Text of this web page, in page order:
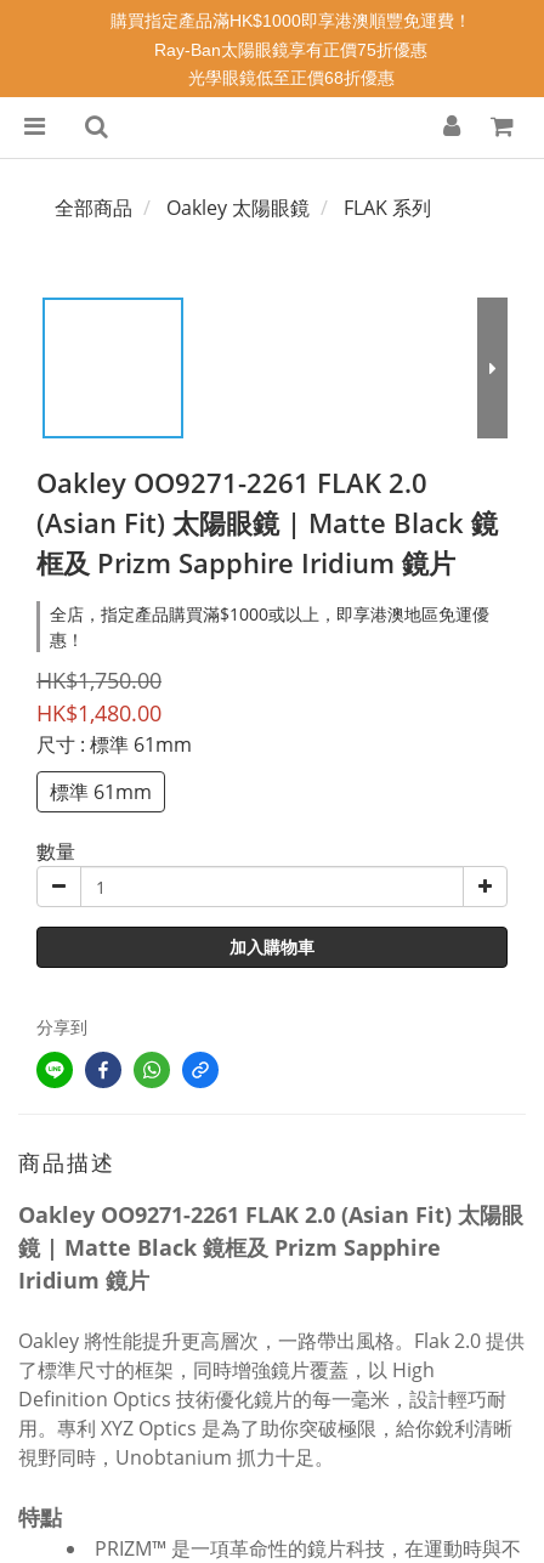
全部商品 Oakley 太陽眼鏡 FLAK 系列
Oakley OO9271-2261 FLAK 2.0
(Asian Fit) 太陽眼鏡 | Matte Black 鏡
框及 Prizm Sapphire Iridium 鏡片
全店，指定產品購買滿$1000或以上，即享港澳地區免運優
惠！
HK$1,750.00
HK$1,480.00
尺寸 : 標準 61mm
標準 61mm
數量
加入購物車
分享到
商品描述
Oakley OO9271-2261 FLAK 2.0 (Asian Fit) 太陽眼
鏡 | Matte Black 鏡框及 Prizm Sapphire
Iridium 鏡片
Oakley 將性能提升更高層次，一路帶出風格。Flak 2.0 提供
了標準尺寸的框架，同時增強鏡片覆蓋，以 High
Definition Optics 技術優化鏡片的每一毫米，設計輕巧耐
用。專利 XYZ Optics 是為了助你突破極限，給你銳利清晰
視野同時，Unobtanium 抓力十足。
特點
PRIZM™ 是一項革命性的鏡片科技，在運動時與不
購買指定產品滿HK$1000即享港澳順豐免運費！
Ray-Ban太陽眼鏡享有正價75折優惠
光學眼鏡低至正價68折優惠